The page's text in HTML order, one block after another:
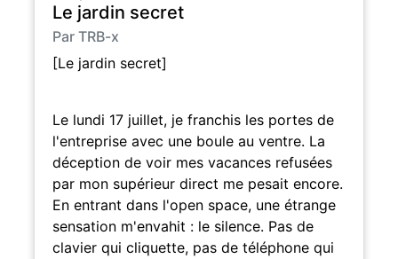
Le jardin secret
Par TRB-x
[Le jardin secret]
Le lundi 17 juillet, je franchis les portes de
l'entreprise avec une boule au ventre. La
déception de voir mes vacances refusées
par mon supérieur direct me pesait encore.
En entrant dans l'open space, une étrange
sensation m'envahit : le silence. Pas de
clavier qui cliquette, pas de téléphone qui